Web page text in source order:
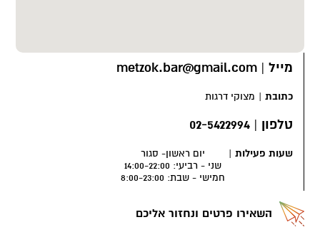
מייל |
metzok.bar@gmail.com
כתובת | מצוקי דרגות
טלפון |
02-5422994
שעות פעילות |
יום ראשון- סגור
שני - רביעי: 14:00-22:00
חמישי - שבת: 8:00-23:00
השאירו פרטים ונחזור אליכם